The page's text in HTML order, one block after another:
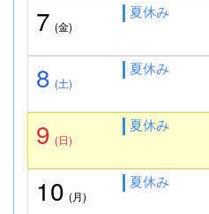
7 (金)
夏休み
8 (土)
夏休み
9 (日)
夏休み
10 (月)
夏休み